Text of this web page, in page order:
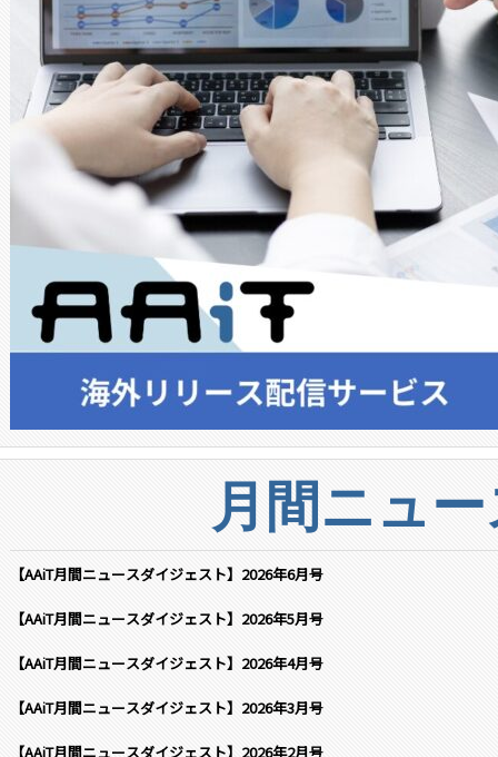
月間ニュ
【AAiT月間ニュースダイジェスト】2026年6月号
【AAiT月間ニュースダイジェスト】2026年5月号
【AAiT月間ニュースダイジェスト】2026年4月号
【AAiT月間ニュースダイジェスト】2026年3月号
【AAiT月間ニュースダイジェスト】2026年2月号